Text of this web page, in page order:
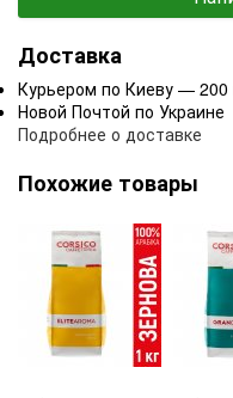
Доставка
Курьером по Киеву — 200
Новой Почтой по
Подробнее о доставке
Похожие товары